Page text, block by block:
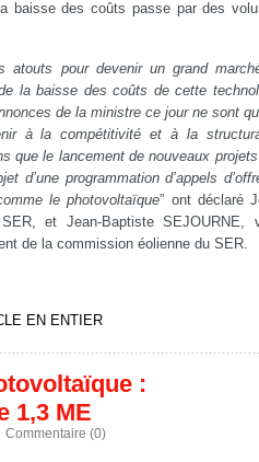
baisse des coûts passe par des
atouts pour devenir un grand
la baisse des coûts de cette
de la ministre ce jour ne sont
à la compétitivité et à la
que le lancement de nouveaux
d’une programmation d’appels
le photovoltaïque” ont déclaré
et Jean-Baptiste SEJOURNE,
de la commission éolienne du SER.
EN ENTIER
:
1,3 ME
Commentaire (0)